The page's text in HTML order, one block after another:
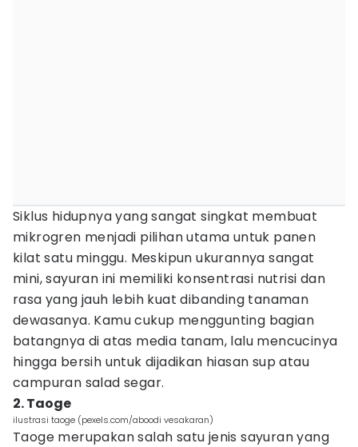
Siklus hidupnya yang sangat singkat membuat
mikrogren menjadi pilihan utama untuk panen
kilat satu minggu. Meskipun ukurannya sangat
mini, sayuran ini memiliki konsentrasi nutrisi dan
rasa yang jauh lebih kuat dibanding tanaman
dewasanya. Kamu cukup menggunting bagian
batangnya di atas media tanam, lalu mencucinya
hingga bersih untuk dijadikan hiasan sup atau
campuran salad segar.
2. Taoge
ilustrasi taoge (pexels.com/aboodi vesakaran)
Taoge merupakan salah satu jenis sayuran yang